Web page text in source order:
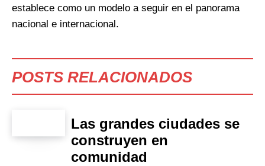
establece como un modelo a seguir en el panorama
nacional e internacional.
POSTS RELACIONADOS
Las grandes ciudades se
construyen en
comunidad